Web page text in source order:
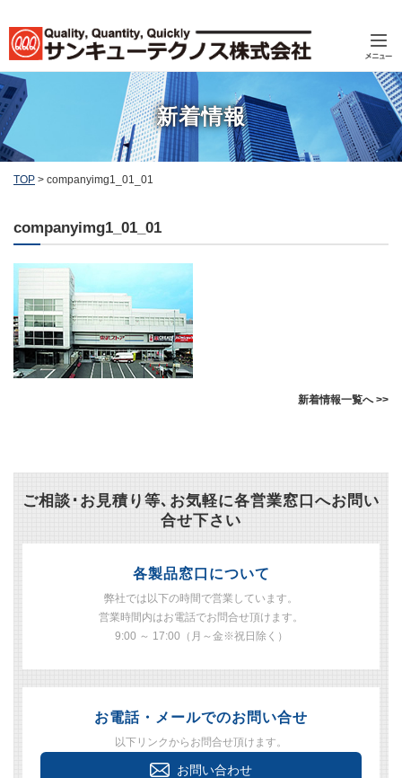
新着情報
TOP > companyimg1_01_01
companyimg1_01_01
新着情報一覧へ >>
ご相談･お見積り等､お気軽に各営業窓口へお問い
合せ下さい
各製品窓口について
弊社では以下の時間で営業しています。
営業時間内はお電話でお問合せ頂けます。
9:00 ～ 17:00（月～金※祝日除く）
お電話・メールでのお問い合せ
以下リンクからお問合せ頂けます。
お問い合わせ